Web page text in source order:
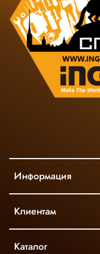
Информация
Клиентам
Каталог